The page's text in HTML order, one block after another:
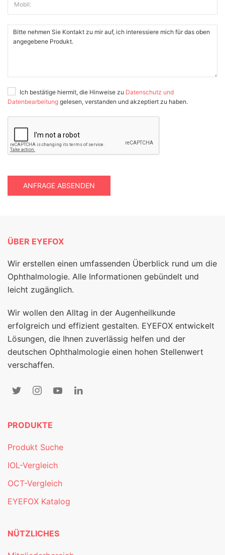
Mobil:
Ich bestätige hiermit, die Hinweise zu Datenschutz und
Datenbearbeitung gelesen, verstanden und akzeptiert zu haben.
ANFRAGE ABSENDEN
ÜBER EYEFOX
Wir erstellen einen umfassenden Überblick rund um die
Ophthalmologie. Alle Informationen gebündelt und
leicht zugänglich.
Wir wollen den Alltag in der Augenheilkunde
erfolgreich und effizient gestalten. EYEFOX entwickelt
Lösungen, die Ihnen zuverlässig helfen und der
deutschen Ophthalmologie einen hohen Stellenwert
verschaffen.
PRODUKTE
Produkt Suche
IOL-Vergleich
OCT-Vergleich
EYEFOX Katalog
NÜTZLICHES